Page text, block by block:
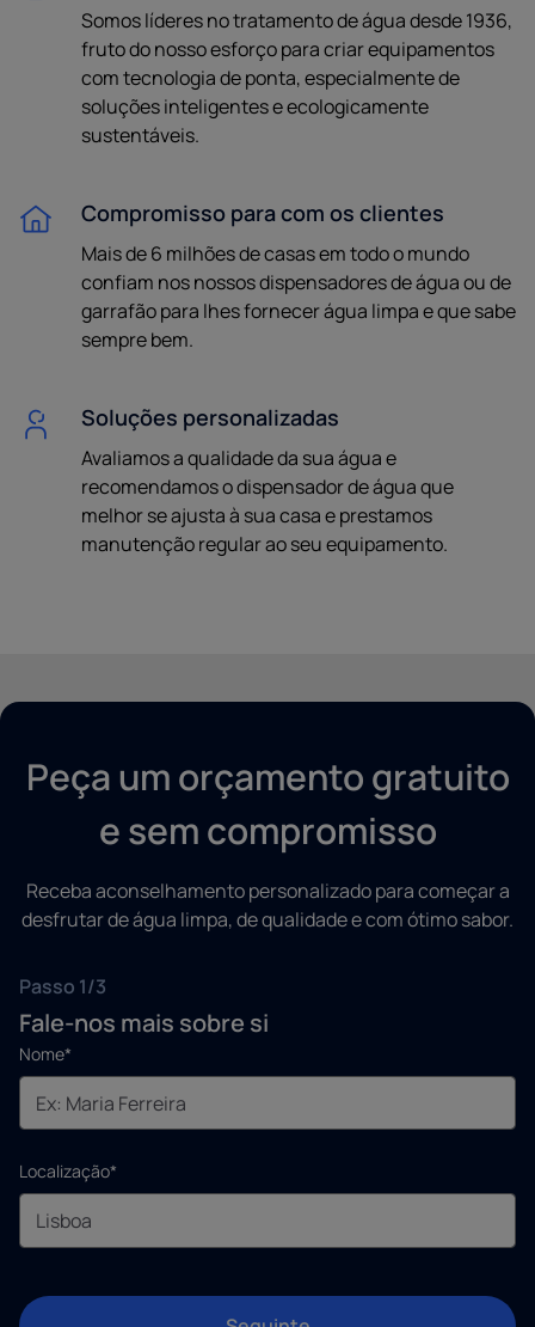
Somos líderes no tratamento de água desde 1936,
fruto do nosso esforço para criar equipamentos
com tecnologia de ponta, especialmente de
soluções inteligentes e ecologicamente
sustentáveis.
Compromisso para com os clientes
Mais de 6 milhões de casas em todo o mundo
confiam nos nossos dispensadores de água ou de
garrafão para lhes fornecer água limpa e que sabe
sempre bem.
Soluções personalizadas
Avaliamos a qualidade da sua água e
recomendamos o dispensador de água que
melhor se ajusta à sua casa e prestamos
manutenção regular ao seu equipamento.
Peça um orçamento gratuito
e sem compromisso
Receba aconselhamento personalizado para começar a
desfrutar de água limpa, de qualidade e com ótimo sabor.
Passo 1/3
Fale-nos mais sobre si
Nome*
Localização*